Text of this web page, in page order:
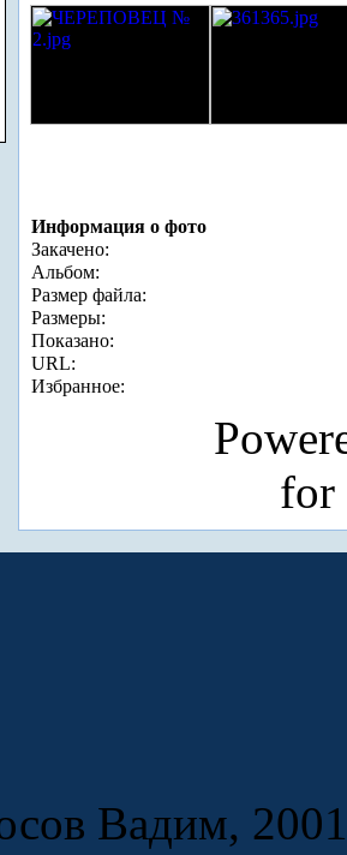
Информация о фото
Закачено:
Альбом:
Размер файла:
Размеры:
Показано:
URL:
Избранное:
for
Вадим,